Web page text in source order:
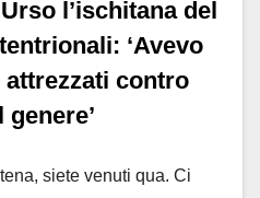
l’ischitana del
‘Avevo
contro
genere’
siete venuti qua. Ci